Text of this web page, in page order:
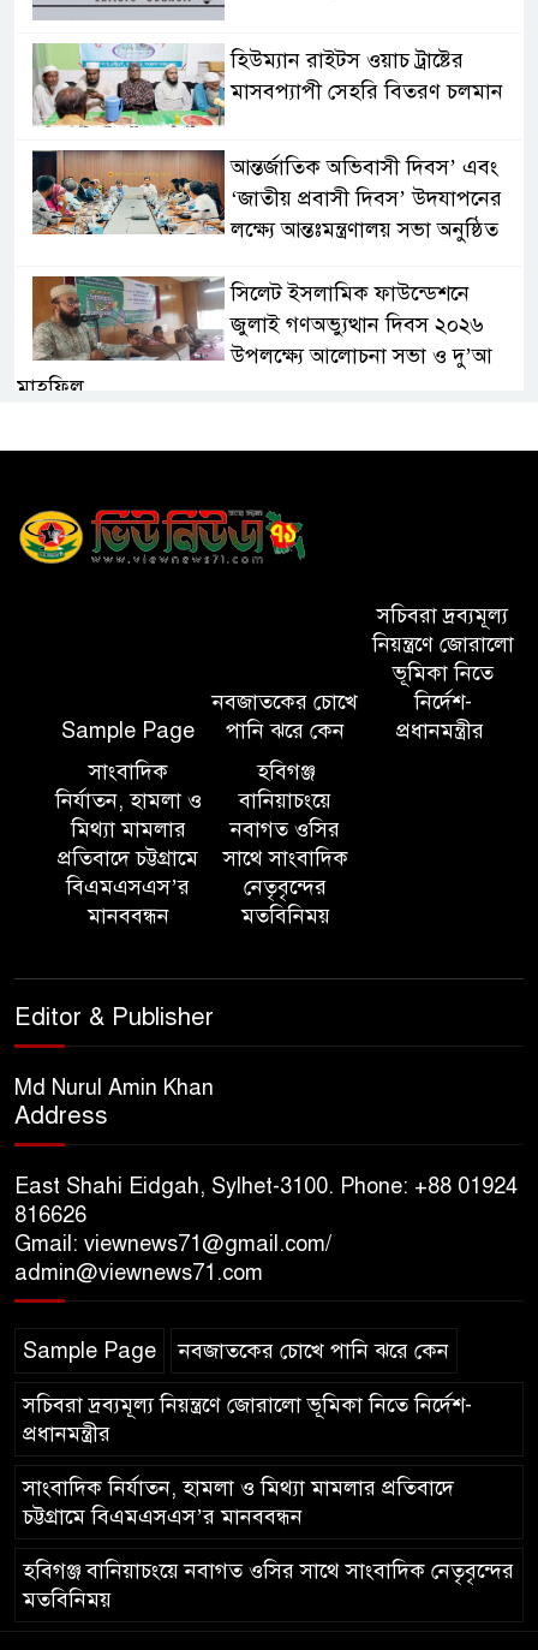
হিউম্যান রাইটস ওয়াচ ট্রাষ্টের
মাসবপ্যাপী সেহরি বিতরণ চলমান
আন্তর্জাতিক অভিবাসী দিবস’ এবং
‘জাতীয় প্রবাসী দিবস’ উদযাপনের
লক্ষ্যে আন্তঃমন্ত্রণালয় সভা অনুষ্ঠিত
সিলেট ইসলামিক ফাউন্ডেশনে
জুলাই গণঅভ্যুত্থান দিবস ২০২৬
উপলক্ষ্যে আলোচনা সভা ও দু’আ
মাহফিল
পরিবেশ রক্ষায় ব্যক্তিগত উদ্যোগ
বিভাগীয় কমিশনার
কমিশনার জুলাই স্মৃতিস্তম্ভে পুষ্পস্তবক
অর্পণ ও জুলাই গণঅভ্যুত্থানের
১০ লাখ টাকার চেক ডিজঅনার
মামলায় এক বছরের সাজা
‘সমন্বিত উদ্যোগেই গড়ে উঠবে
আধুনিক সিলেট’ – বাণিজ্যমন্ত্রী
আয়োজন ‘শ্রাবনের মেঘগুলো’
গভীর শ্রদ্ধা নিবেদন
শতাংশই সিলেটি
হাসপাতালে ৩৫১ জন
Sample Page
নবজাতকের চোখে
পানি ঝরে কেন
সচিবরা দ্রব্যমূল্য
নিয়ন্ত্রণে জোরালো
ভূমিকা নিতে
নির্দেশ-
প্রধানমন্ত্রীর
সাংবাদিক
নির্যাতন, হামলা ও
মিথ্যা মামলার
প্রতিবাদে চট্টগ্রামে
বিএমএসএস’র
মানববন্ধন
হবিগঞ্জ
বানিয়াচংয়ে
নবাগত ওসির
সাথে সাংবাদিক
নেতৃবৃন্দের
মতবিনিময়
Editor & Publisher
Md Nurul Amin Khan
Address
East Shahi Eidgah, Sylhet-3100. Phone: +88 01924
816626
Gmail: viewnews71@gmail.com/
admin@viewnews71.com
Sample Page নবজাতকের চোখে পানি ঝরে কেন
সচিবরা দ্রব্যমূল্য নিয়ন্ত্রণে জোরালো ভূমিকা নিতে নির্দেশ-
প্রধানমন্ত্রীর
সাংবাদিক নির্যাতন, হামলা ও মিথ্যা মামলার প্রতিবাদে
চট্টগ্রামে বিএমএসএস’র মানববন্ধন
হবিগঞ্জ বানিয়াচংয়ে নবাগত ওসির সাথে সাংবাদিক নেতৃবৃন্দের
মতবিনিময়